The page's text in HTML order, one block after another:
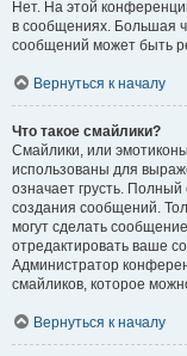
Нет. На этой
в сообщениях. Большая
сообщений может быть
Вернуться к началу
Что такое смайлики?
Смайлики, или
использованы для
означает грусть.
создания сообщений.
могут сделать
отредактировать ваше
Администратор
смайликов, которое
Вернуться к началу